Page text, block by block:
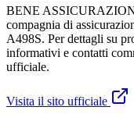
BENE
compagnia di
A498S. Per dettagli su
informativi e contatti
ufficiale.
Visita il sito ufficiale